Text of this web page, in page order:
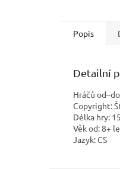
Popis
Detailní
Hráčů
Copyright:
Délka hry:
Věk od:8+
Jazyk:CS